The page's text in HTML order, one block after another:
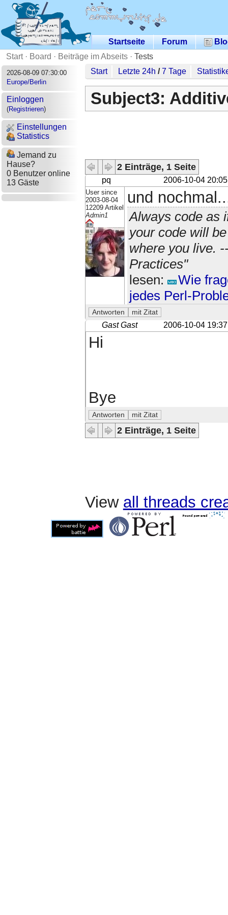
Startseite Forum
Start· Board · Beiträge im Abseits · Tests
2026-08-09 07:30:00
Europe/Berlin
Einloggen
(Registrieren)
Einstellungen
Statistics
Jemand zu
Hause?
0 Benutzer online
13 Gäste
Start Letzte 24h /7 Tage
Subject3:
2 Einträge, 1 Seite
pq 2006-10-04 20:05
User since
2003-08-04
12209 Artikel
Admin1
und
Always code as
your code will
where you live.
Practices"
lesen:
Wie
jedes Perl-
Gast Gast 2006-10-04 19:37
Hi
Bye
2 Einträge, 1 Seite
View all threads